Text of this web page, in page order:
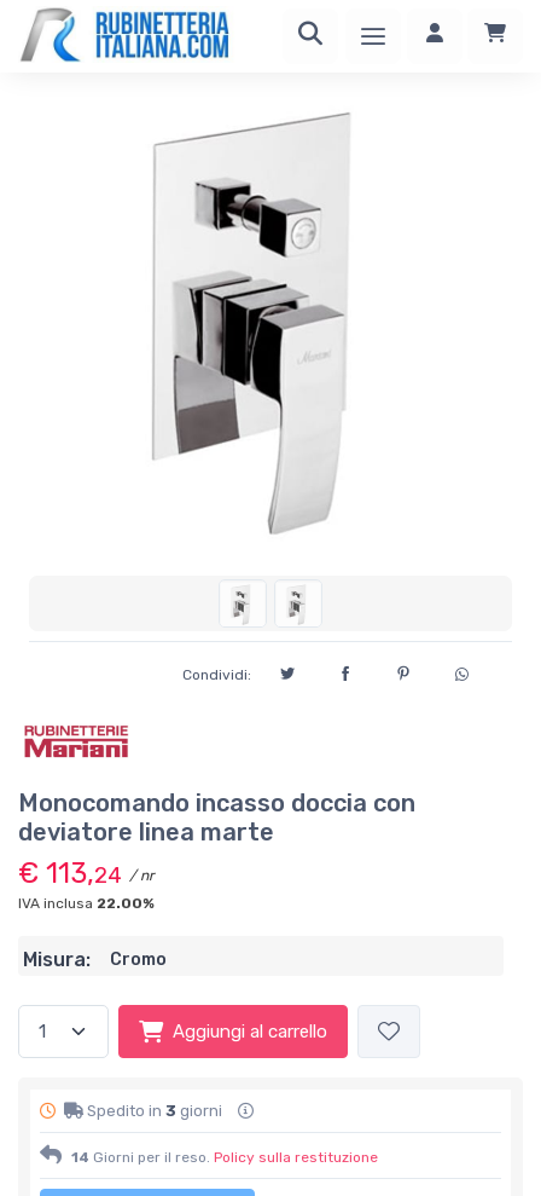
Condividi:
Monocomando incasso doccia con
deviatore linea marte
€ 113,24 / nr
IVA inclusa 22.00%
Misura: Cromo
Aggiungi al carrello
Spedito in 3 giorni
14 Giorni per il reso. Policy sulla restituzione